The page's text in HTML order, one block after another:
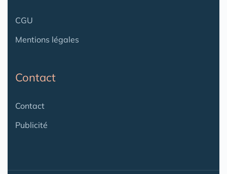
CGU
Mentions légales
Contact
Contact
Publicité